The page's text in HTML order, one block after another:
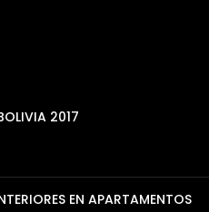
2017
EN APARTAMENTOS